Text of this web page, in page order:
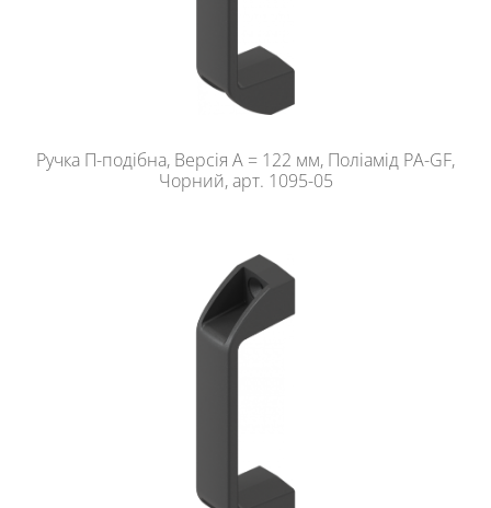
Ручка П-подібна, Версія A = 122 мм, Поліамід PA-GF,
Чорний, арт. 1095-05